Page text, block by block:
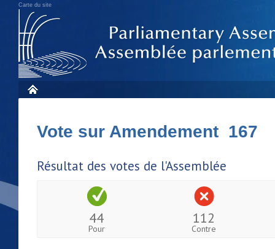
Carte du site
Vote sur Amendement 167
Résultat des votes de l'Assemblée
44
Pour
112
Contre